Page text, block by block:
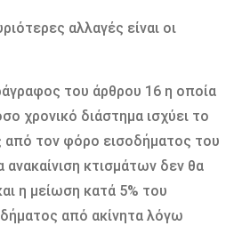
αλλαγές είναι οι
του άρθρου 16 η οποία
χρονικό διάστημα ισχύει το
τον φόρο εισοδήματος του
ανακαίνιση κτισμάτων δεν θα
η μείωση κατά 5% του
από ακίνητα λόγω